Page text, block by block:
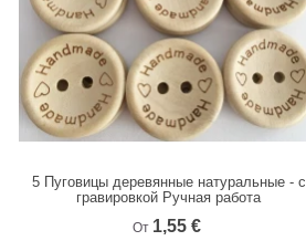
К сравнению
5 Пуговицы деревянные натуральные - с
гравировкой Ручная работа
От 1,55 €